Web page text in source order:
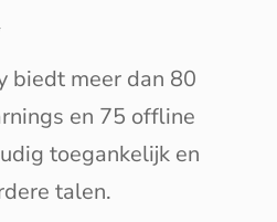
biedt meer dan 80
en 75 offline
toegankelijk en
talen.